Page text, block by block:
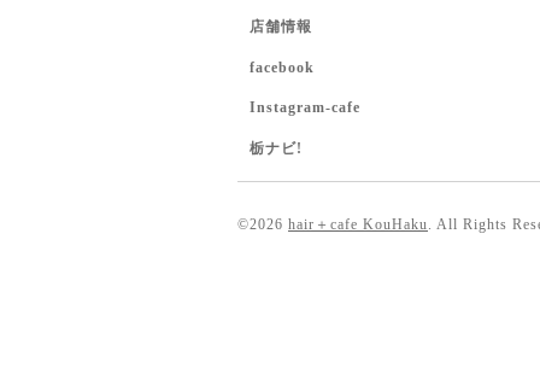
店舗情報
facebook
Instagram-cafe
栃ナビ!
©2026 hair＋cafe KouHaku. All Rights